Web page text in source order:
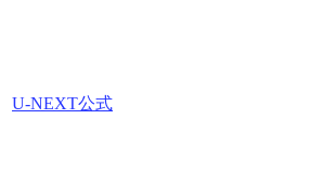
U-NEXT公式